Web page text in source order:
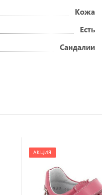
Кожа
Есть
Сандалии
АКЦИЯ